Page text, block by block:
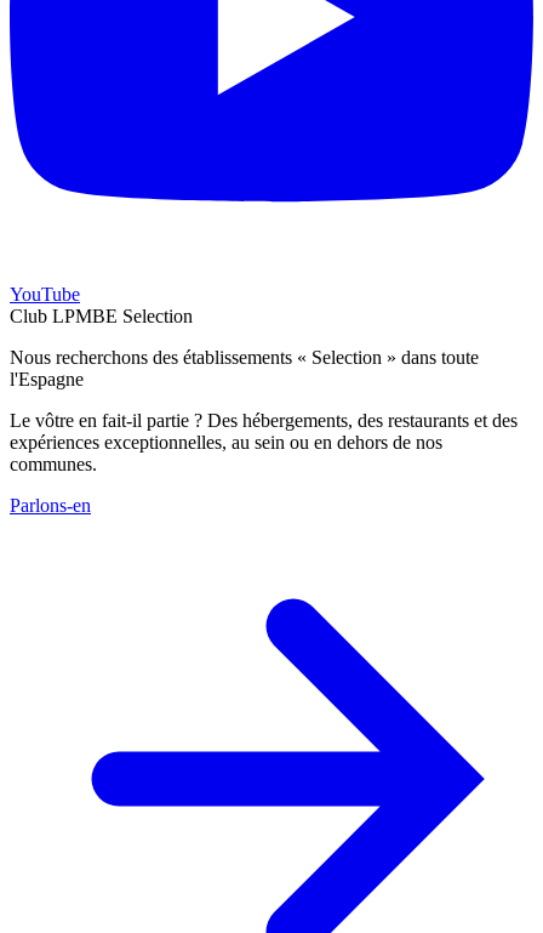
YouTube
Club LPMBE Selection
Nous recherchons des établissements « Selection » dans toute
l'Espagne
Le vôtre en fait-il partie ? Des hébergements, des restaurants et des
expériences exceptionnelles, au sein ou en dehors de nos
communes.
Parlons-en